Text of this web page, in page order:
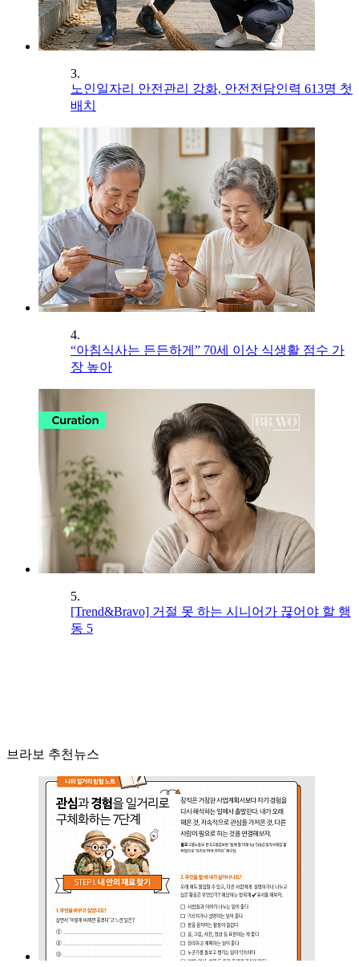
3.
노인일자리 안전관리 강화, 안전전담인력 613명 첫
배치
4.
“아침식사는 든든하게” 70세 이상 식생활 점수 가
장 높아
5.
[Trend&Bravo] 거절 못 하는 시니어가 끊어야 할 행
동 5
브라보 추천뉴스